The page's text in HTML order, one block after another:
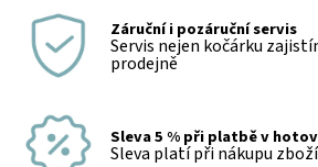
Záruční i pozáruční servis
Servis nejen kočárku
prodejně
Sleva 5 % při platbě v
Sleva platí při nákupu